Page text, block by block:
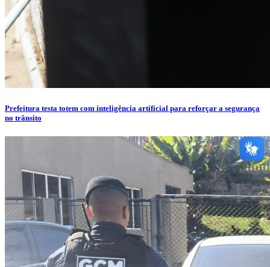
Prefeitura testa totem com inteligência artificial para reforçar a segurança
no trânsito